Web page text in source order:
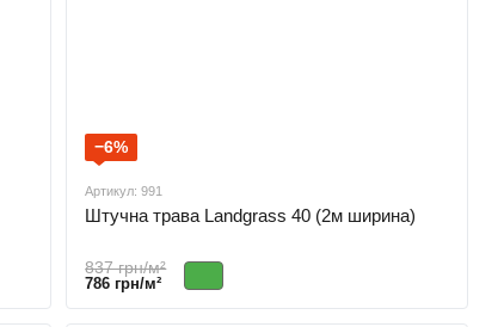
−6%
Артикул: 991
Штучна трава Landgrass 40 (2м ширина)
837 грн/м²
786 грн/м²